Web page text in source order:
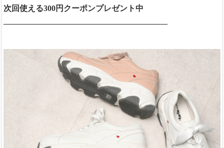
次回使える300円クーポンプレゼント中